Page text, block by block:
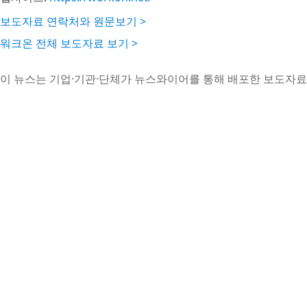
보도자료 연락처와 원문보기 >
워크온 전체 보도자료 보기 >
이 뉴스는 기업·기관·단체가 뉴스와이어를 통해 배포한 보도자